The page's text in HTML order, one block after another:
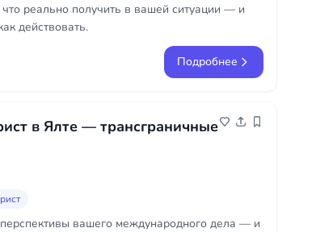
реально получить в вашей ситуации — и
действовать.
Подробнее
в Ялте — трансграничные
вашего международного дела — и